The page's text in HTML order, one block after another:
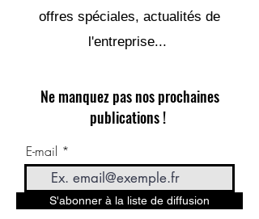
offres spéciales, actualités de
l'entreprise...
Ne manquez pas nos prochaines
publications !
E-mail
S'abonner à la liste de diffusion